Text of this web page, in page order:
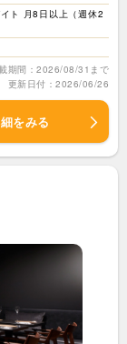
ト 月8日以上（週休2
期間：2026/08/31まで
更新日付：2026/06/26
をみる